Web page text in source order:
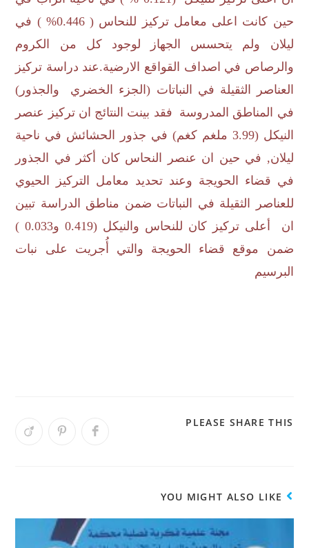
حين كانت اعلى معامل تركيز للنحاس ( 0.446% ) في
ليلان ولم يتحسس الجهاز لوجود كل من الكروم
والرصاص في اصداف القواقع الارضية.عند دراسة تركيز
العناصر الثقيلة في النباتات (الجزء الخضري والجذور)
في المناطق المدروسة فقد بينت النتائج ان تركيز عنصر
النيكل (3.99 ملغم كغم) في جذور الحشائش في ناحية
ليلان, في حين ان عنصر النحاس كان أكثر في الجذور
في قضاء الحويجة وعند تحديد معامل التركيز الحيوي
للعناصر الثقيلة في النباتات ضمن مناطق الدراسة تبين
ان أعلى تركيز كان للنحاس والنيكل (0.419 و0.033 )
ضمن موقع قضاء الحويجة والتي أُجريت على نبات
البرسيم
PLEASE SHARE THIS
YOU MIGHT ALSO LIKE